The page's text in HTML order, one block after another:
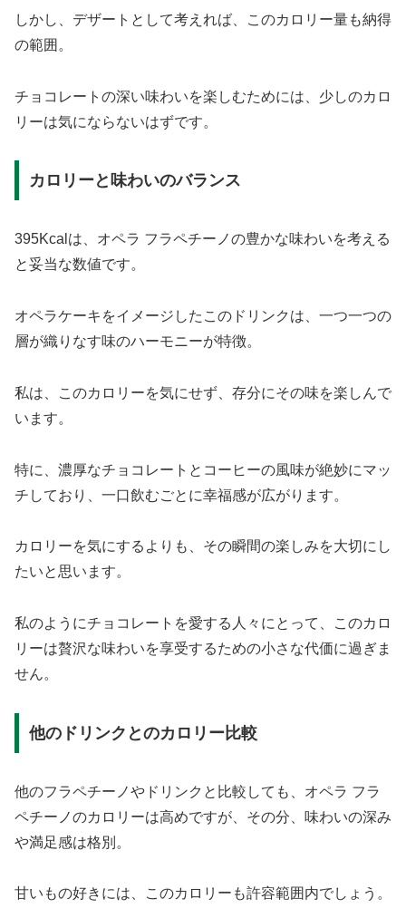
しかし、デザートとして考えれば、このカロリー量も納得
の範囲。
チョコレートの深い味わいを楽しむためには、少しのカロ
リーは気にならないはずです。
カロリーと味わいのバランス
395Kcalは、オペラ フラペチーノの豊かな味わいを考える
と妥当な数値です。
オペラケーキをイメージしたこのドリンクは、一つ一つの
層が織りなす味のハーモニーが特徴。
私は、このカロリーを気にせず、存分にその味を楽しんで
います。
特に、濃厚なチョコレートとコーヒーの風味が絶妙にマッ
チしており、一口飲むごとに幸福感が広がります。
カロリーを気にするよりも、その瞬間の楽しみを大切にし
たいと思います。
私のようにチョコレートを愛する人々にとって、このカロ
リーは贅沢な味わいを享受するための小さな代価に過ぎま
せん。
他のドリンクとのカロリー比較
他のフラペチーノやドリンクと比較しても、オペラ フラ
ペチーノのカロリーは高めですが、その分、味わいの深み
や満足感は格別。
甘いもの好きには、このカロリーも許容範囲内でしょう。